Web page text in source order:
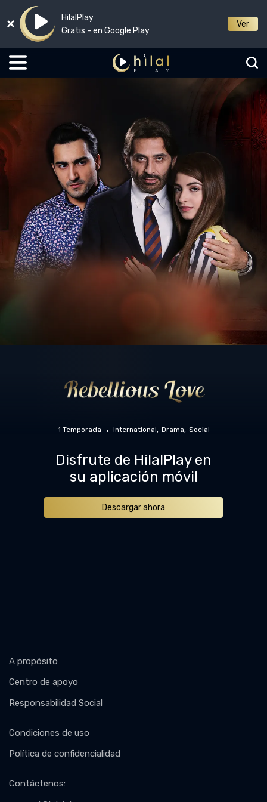
HilalPlay
Gratis - en Google Play
Ver
1 Temporada International Drama Social
Disfrute de HilalPlay en
su aplicación móvil
Descargar ahora
A propósito
Centro de apoyo
Responsabilidad Social
Condiciones de uso
Política de confidencialidad
Contáctenos: